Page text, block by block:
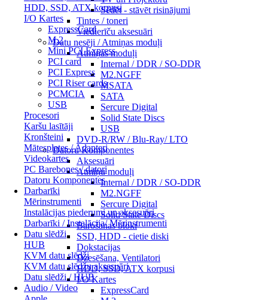
HDD, SSD, ATX korpusi
I/O Kartes
ExpressCard
M.2
Mini PCI Express
PCI card
PCI Express
PCI Riser cards
PCMCIA
USB
Procesori
Karšu lasītāji
Kronšteini
Mātesplates / Adapteri
Videokartes
PC Barebones / datori
Datoru Komponentes
Darbarīki
Mērinstrumenti
Instalācijas piederumi un aksesuāri
Darbarīki / Instalācija/ Mērinstrumenti
Datu slēdži
HUB
KVM datu slēdži
KVM datu slēdžu aksesuāri
Datu slēdži / HUB
Audio / Video
Sēdēt - stāvēt risinājumi
Tintes / toneri
Viedierīču aksesuāri
Datu nesēji / Atmiņas moduļi
Atmiņas moduļi
Internal / DDR / SO-DDR
M2.NGFF
MSATA
SATA
Sercure Digital
Solid State Discs
USB
DVD-R/RW / Blu-Ray/ LTO
Datoru Komponentes
Aksesuāri
Atmiņu moduļi
Internal / DDR / SO-DDR
M2.NGFF
Sercure Digital
Solid State Discs
Barošanas bloki
SSD, HDD - cietie diski
Dokstacijas
Dzesēšana, Ventilatori
HDD, SSD, ATX korpusi
I/O Kartes
ExpressCard